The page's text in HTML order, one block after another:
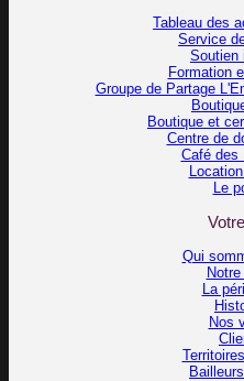
Tableau des
Service
Soutien
Formation
Groupe de Partage
Boutique et
Centre de
Café des
Le
Qui
La
Nos